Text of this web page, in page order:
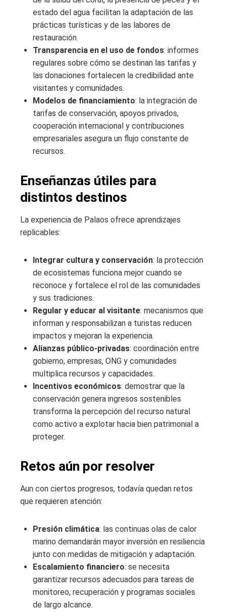
estado del agua facilitan la adaptación de las
prácticas turísticas y de las labores de
restauración.
Transparencia en el uso de fondos: informes
regulares sobre cómo se destinan las tarifas y
las donaciones fortalecen la credibilidad ante
visitantes y comunidades.
Modelos de financiamiento: la integración de
tarifas de conservación, apoyos privados,
cooperación internacional y contribuciones
empresariales asegura un flujo constante de
recursos.
Enseñanzas útiles para
distintos destinos
La experiencia de Palaos ofrece aprendizajes
replicables:
Integrar cultura y conservación: la protección
de ecosistemas funciona mejor cuando se
reconoce y fortalece el rol de las comunidades
y sus tradiciones.
Regular y educar al visitante: mecanismos que
informan y responsabilizan a turistas reducen
impactos y mejoran la experiencia.
Alianzas público‑privadas: coordinación entre
gobierno, empresas, ONG y comunidades
multiplica recursos y capacidades.
Incentivos económicos: demostrar que la
conservación genera ingresos sostenibles
transforma la percepción del recurso natural
como activo a explotar hacia bien patrimonial a
proteger.
Retos aún por resolver
Aun con ciertos progresos, todavía quedan retos
que requieren atención:
Presión climática: las continuas olas de calor
marino demandarán mayor inversión en resiliencia
junto con medidas de mitigación y adaptación.
Escalamiento financiero: se necesita
garantizar recursos adecuados para tareas de
monitoreo, recuperación y programas sociales
de largo alcance.